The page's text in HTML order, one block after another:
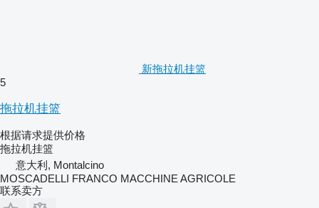
新拖拉机挂篮
5
拖拉机挂篮
根据请求提供价格
拖拉机挂篮
意大利, Montalcino
MOSCADELLI FRANCO MACCHINE AGRICOLE
联系卖方